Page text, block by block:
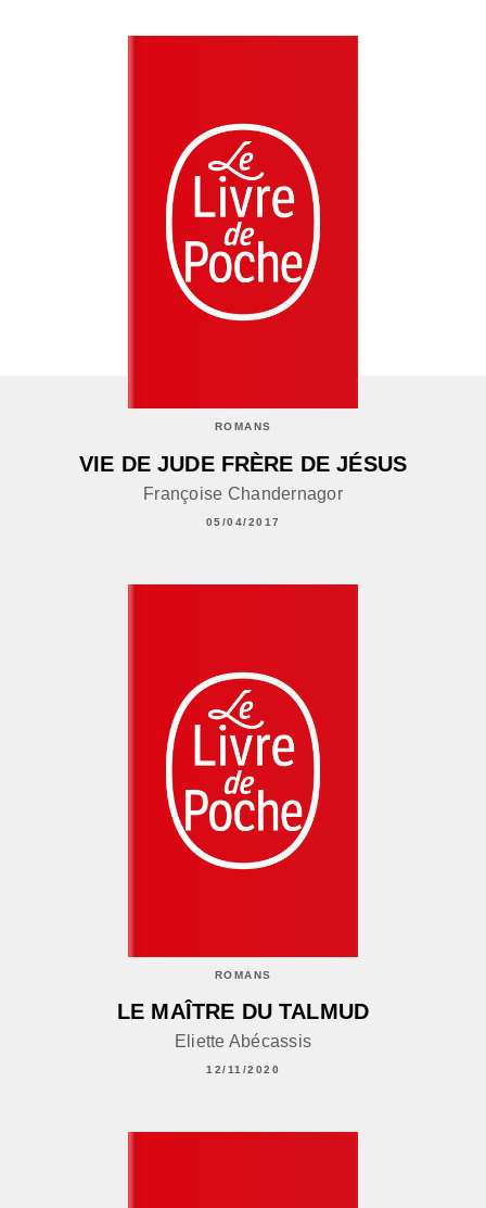
ROMANS
VIE DE JUDE FRÈRE DE JÉSUS
Françoise Chandernagor
05/04/2017
ROMANS
LE MAÎTRE DU TALMUD
Eliette Abécassis
12/11/2020